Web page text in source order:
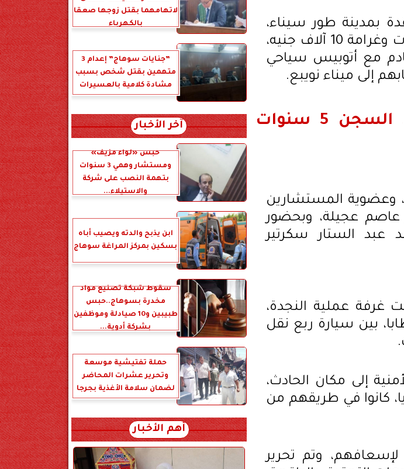
بمدينة طور سيناء،
بمعاقبة سليمان. ح. س، -غيابيا- بالسجن 5 سنوات وغرامة 10 آلاف جنيه،
مع أتوبيس سياحي
تسبب في إصابة 7 سوريين ومصري.. السجن 5 سنوات
وعضوية المستشارين
عجيلة، وبحضور
عبد الستار سكرتير
يناير 2025، عندما تلقت غرفة عملية النجدة،
بين سيارة ربع نقل
إلى مكان الحادث،
كان يقل 42 راكبا سوريا، كانوا في طريقهم من
وتم تحرير
لاتهامهما بقتل زوجها صعقا
بالكهرباء
”جنايات سوهاج” إعدام 3
متهمين بقتل شخص بسبب
مشادة كلامية بالعسيرات
آخر الأخبار
حبس «لواء مزيف»
ومستشار وهمي 3 سنوات
بتهمة النصب على شركة
والاستيلاء...
ابن يذبح والدته ويصيب أباه
بسكين بمركز المراغة سوهاج
سقوط شبكة تصنيع مواد
مخدرة بسوهاج..حبس
طبيبين و10 صيادلة وموظفين
بشركة أدوية...
حملة تفتيشية موسعة
وتحرير عشرات المحاضر
لضمان سلامة الأغذية بجرجا
أهم الأخبار